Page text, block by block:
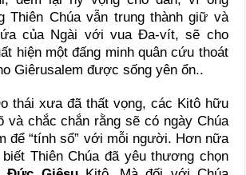
Thiên Chúa vẫn trung thành giữ và
của Ngài với vua Đa-vít, sẽ cho
hiện một đấng minh quân cứu thoát
Giêrusalem được sống yên ổn..
thái xưa đã thất vọng, các Kitô hữu
và chắc chắn rằng sẽ có ngày Chúa
để “tính sổ” với mỗi người. Hơn nữa
Thiên Chúa đã yêu thương chọn